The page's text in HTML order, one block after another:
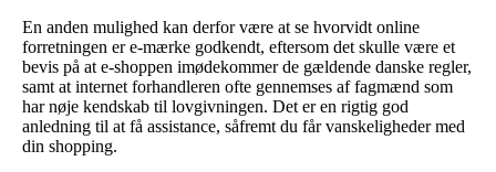
En anden mulighed kan derfor være at se hvorvidt online
forretningen er e-mærke godkendt, eftersom det skulle være et
bevis på at e-shoppen imødekommer de gældende danske regler,
samt at internet forhandleren ofte gennemses af fagmænd som
har nøje kendskab til lovgivningen. Det er en rigtig god
anledning til at få assistance, såfremt du får vanskeligheder med
din shopping.